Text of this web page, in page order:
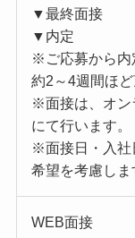
▼最終面接
▼内定
※ご応募から内
約2～4週間ほど
※面接は、オン
にて行います。
※面接日・入社
希望を考慮しま
WEB面接